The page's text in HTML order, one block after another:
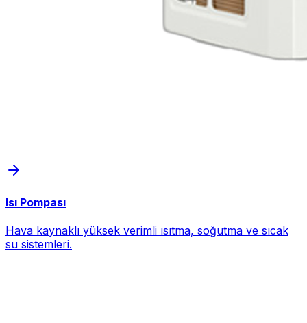
Isı Pompası
Hava kaynaklı yüksek verimli ısıtma, soğutma ve sıcak
su sistemleri.